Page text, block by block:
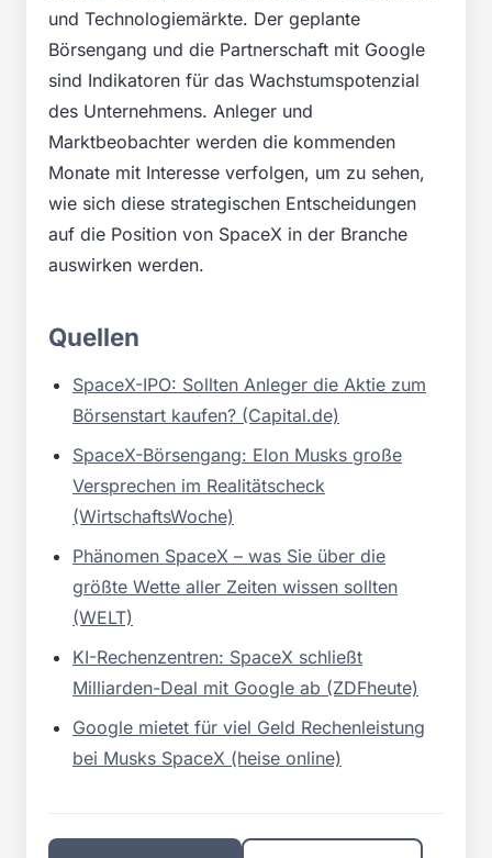
und Technologiemärkte. Der geplante
Börsengang und die Partnerschaft mit Google
sind Indikatoren für das Wachstumspotenzial
des Unternehmens. Anleger und
Marktbeobachter werden die kommenden
Monate mit Interesse verfolgen, um zu sehen,
wie sich diese strategischen Entscheidungen
auf die Position von SpaceX in der Branche
auswirken werden.
Quellen
SpaceX-IPO: Sollten Anleger die Aktie zum
Börsenstart kaufen? (Capital.de)
SpaceX-Börsengang: Elon Musks große
Versprechen im Realitätscheck
(WirtschaftsWoche)
Phänomen SpaceX – was Sie über die
größte Wette aller Zeiten wissen sollten
(WELT)
KI-Rechenzentren: SpaceX schließt
Milliarden-Deal mit Google ab (ZDFheute)
Google mietet für viel Geld Rechenleistung
bei Musks SpaceX (heise online)